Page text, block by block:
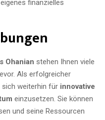
finanzielles
Ohanian stehen Ihnen viele
Als erfolgreicher
sich weiterhin für innovative
einzusetzen. Sie können
und seine Ressourcen